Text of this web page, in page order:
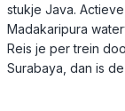
stukje Java.
Madakaripura
Reis je per trein
Surabaya, dan is